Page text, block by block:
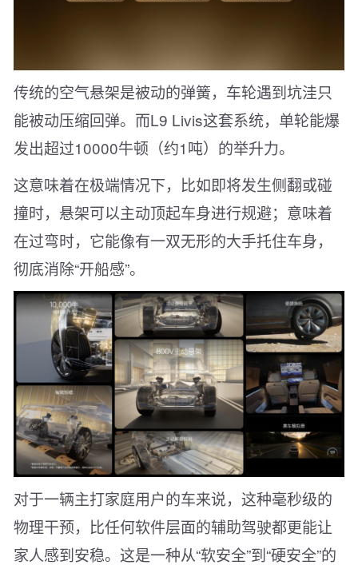
传统的空气悬架是被动的弹簧，车轮遇到坑洼只
能被动压缩回弹。而L9 Livis这套系统，单轮能爆
发出超过10000牛顿（约1吨）的举升力。
这意味着在极端情况下，比如即将发生侧翻或碰
撞时，悬架可以主动顶起车身进行规避；意味着
在过弯时，它能像有一双无形的大手托住车身，
彻底消除“开船感”。
对于一辆主打家庭用户的车来说，这种毫秒级的
物理干预，比任何软件层面的辅助驾驶都更能让
家人感到安稳。这是一种从“软安全”到“硬安全”的